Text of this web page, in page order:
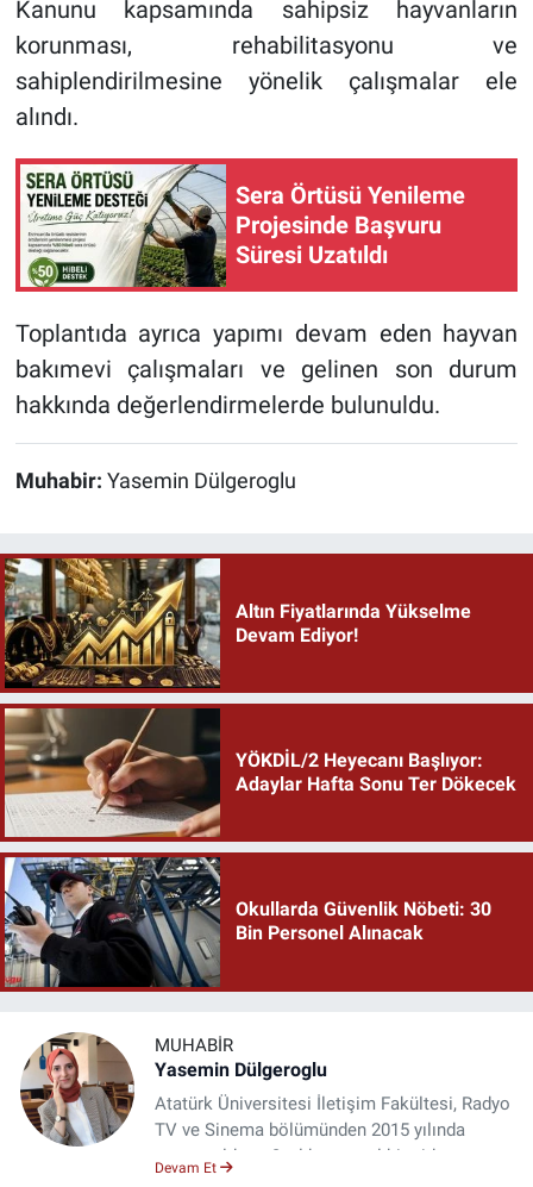
Kanunu kapsamında sahipsiz hayvanların
korunması, rehabilitasyonu ve
sahiplendirilmesine yönelik çalışmalar ele
alındı.
Sera Örtüsü Yenileme
Projesinde Başvuru
Süresi Uzatıldı
Toplantıda ayrıca yapımı devam eden hayvan
bakımevi çalışmaları ve gelinen son durum
hakkında değerlendirmelerde bulunuldu.
Muhabir: Yasemin Dülgeroglu
Altın Fiyatlarında Yükselme
Devam Ediyor!
YÖKDİL/2 Heyecanı Başlıyor:
Adaylar Hafta Sonu Ter Dökecek
Okullarda Güvenlik Nöbeti: 30
Bin Personel Alınacak
MUHABIR
Yasemin Dülgeroglu
Atatürk Üniversitesi İletişim Fakültesi, Radyo
TV ve Sinema bölümünden 2015 yılında
mezun oldum. 3 yıl kurumsal bir şirkette
Devam Et